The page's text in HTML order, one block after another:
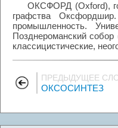
ОКСФОРД (Oxford),
графства
промышленность.
Позднероманский собор
классицистические,
ПРЕДЫДУЩЕЕ
ОКСОСИНТЕЗ